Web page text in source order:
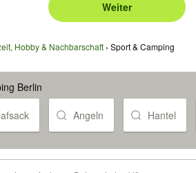
Weiter
Hobby & Nachbarschaft Sport & Camping
Berlin
Angeln Hantel